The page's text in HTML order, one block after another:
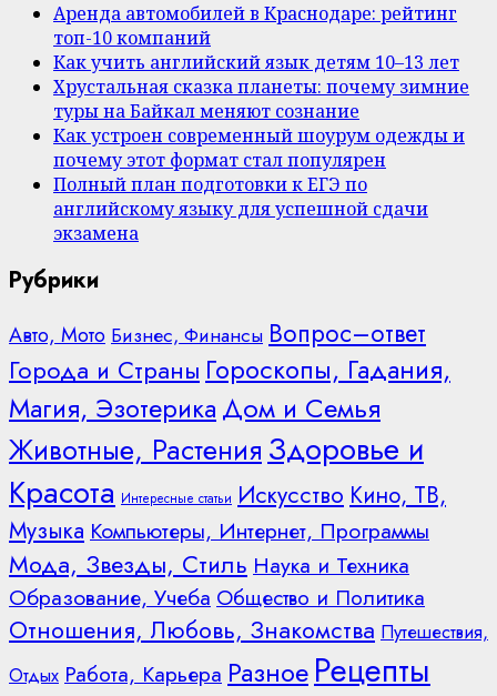
Аренда автомобилей в Краснодаре: рейтинг
топ-10 компаний
Как учить английский язык детям 10–13 лет
Хрустальная сказка планеты: почему зимние
туры на Байкал меняют сознание
Как устроен современный шоурум одежды и
почему этот формат стал популярен
Полный план подготовки к ЕГЭ по
английскому языку для успешной сдачи
экзамена
Рубрики
Авто, Мото Бизнес, Финансы Вопрос–ответ
Города и Страны Гороскопы, Гадания,
Магия, Эзотерика Дом и Семья
Животные, Растения Здоровье и
Красота Интересные статьи Искусство Кино, ТВ,
Музыка Компьютеры, Интернет, Программы
Мода, Звезды, Стиль Наука и Техника
Образование, Учеба Общество и Политика
Отношения, Любовь, Знакомства Путешествия,
Отдых Работа, Карьера Разное Рецепты